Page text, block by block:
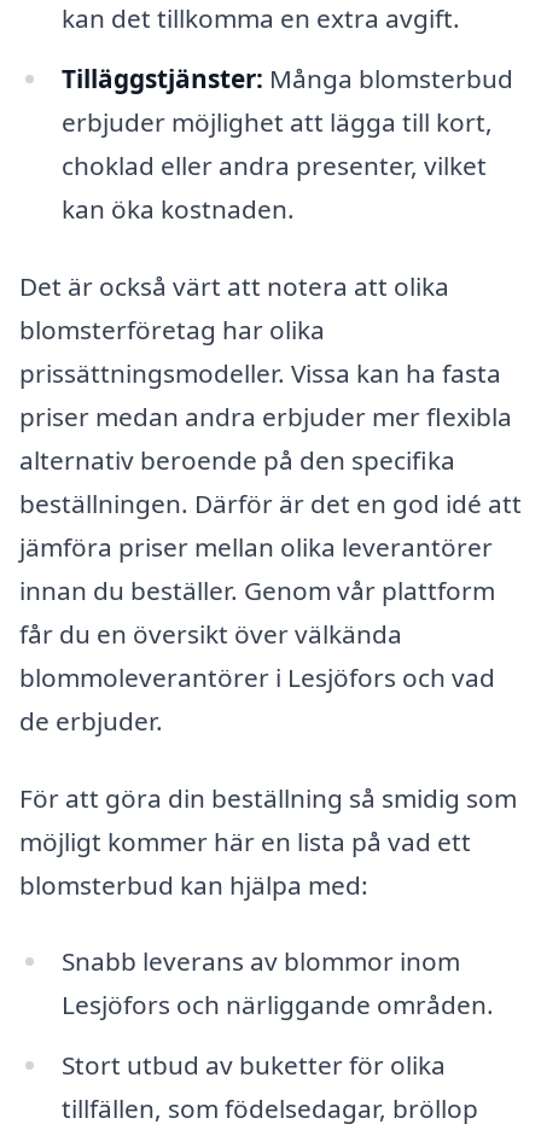
kan det tillkomma en extra avgift.
Tilläggstjänster: Många blomsterbud
erbjuder möjlighet att lägga till kort,
choklad eller andra presenter, vilket
kan öka kostnaden.
Det är också värt att notera att olika
blomsterföretag har olika
prissättningsmodeller. Vissa kan ha fasta
priser medan andra erbjuder mer flexibla
alternativ beroende på den specifika
beställningen. Därför är det en god idé att
jämföra priser mellan olika leverantörer
innan du beställer. Genom vår plattform
får du en översikt över välkända
blommoleverantörer i Lesjöfors och vad
de erbjuder.
För att göra din beställning så smidig som
möjligt kommer här en lista på vad ett
blomsterbud kan hjälpa med:
Snabb leverans av blommor inom
Lesjöfors och närliggande områden.
Stort utbud av buketter för olika
tillfällen, som födelsedagar, bröllop